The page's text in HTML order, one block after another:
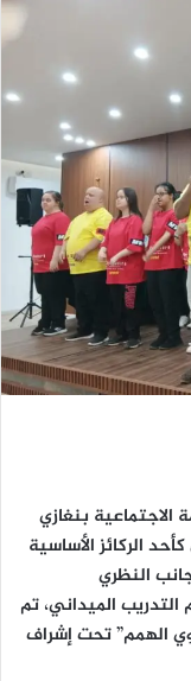
الاجتماعية بنغازي
الركائز الأساسية
النظري
الميداني، تم
الهمم” تحت إشراف